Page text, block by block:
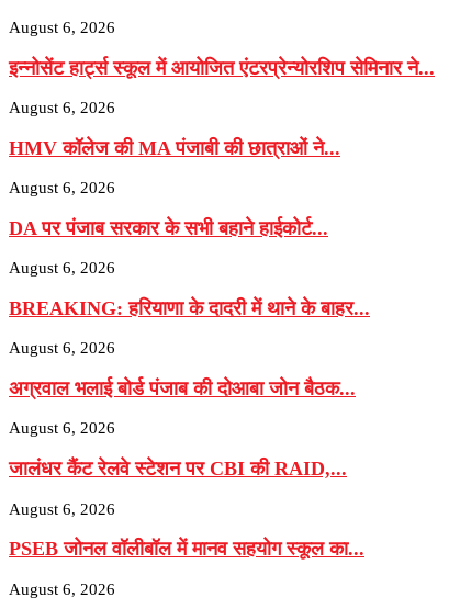
August 6, 2026
इन्नोसेंट हार्ट्स स्कूल में आयोजित एंटरप्रेन्योरशिप सेमिनार ने...
August 6, 2026
HMV कॉलेज की MA पंजाबी की छात्राओं ने...
August 6, 2026
DA पर पंजाब सरकार के सभी बहाने हाईकोर्ट...
August 6, 2026
BREAKING: हरियाणा के दादरी में थाने के बाहर...
August 6, 2026
अग्रवाल भलाई बोर्ड पंजाब की दोआबा जोन बैठक...
August 6, 2026
जालंधर कैंट रेलवे स्टेशन पर CBI की RAID,...
August 6, 2026
PSEB जोनल वॉलीबॉल में मानव सहयोग स्कूल का...
August 6, 2026